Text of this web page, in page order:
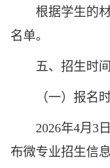
根据学生的材
名单。
五、招生时间
（一）报名时
2026年4月3日
布微专业招生信